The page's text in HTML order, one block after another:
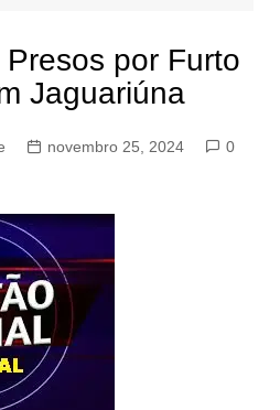
por Furto
Jaguariúna
novembro 25, 2024
0